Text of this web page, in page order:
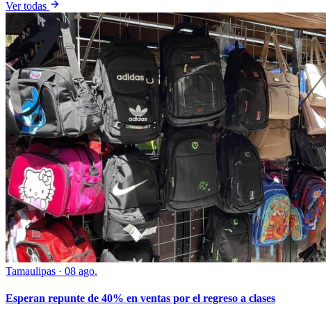
Ver todas
Tamaulipas · 08 ago.
Esperan repunte de 40% en ventas por el regreso a clases